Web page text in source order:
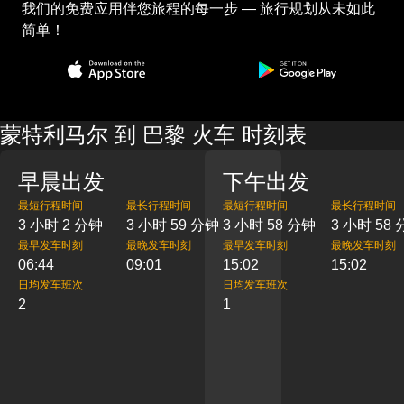
我们的免费应用伴您旅程的每一步 — 旅行规划从未如此
简单！
蒙特利马尔 到 巴黎 火车 时刻表
早晨出发
最短行程时间
3 小时 2 分钟
最长行程时间
3 小时 59 分钟
最早发车时刻
06:44
最晚发车时刻
09:01
日均发车班次
2
下午出发
最短行程时间
3 小时 58 分钟
最长行程时间
3 小时 58
最早发车时刻
15:02
最晚发车时刻
15:02
日均发车班次
1